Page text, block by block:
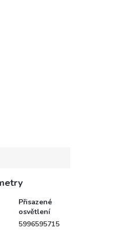
Přisazené
osvětlení
5996595715